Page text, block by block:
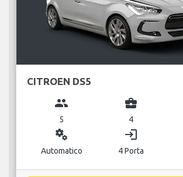
CITROEN DS5
group
5
business_center
4
miscellaneous_services
Automatico
login
4 Porta